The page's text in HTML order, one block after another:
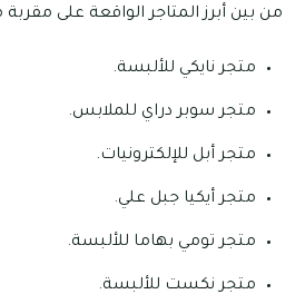
من بين أبرز المتاجر الواقعة على مقربة من
متجر نايكي للألبسة.
متجر سوبر دراي للملابس.
متجر أبل للإلكترونيات.
متجر أيكيا جبل علي.
متجر تومي بهاما للألبسة.
متجر نكست للألبسة.